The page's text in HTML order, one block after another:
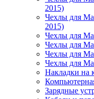
2015)
Чехлы для
2015)
Чехлы для
Чехлы для
Чехлы для
Чехлы для
Накладки на
Зарядные